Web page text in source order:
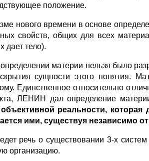
положение.
нового времени в основе
свойств, общих для всех
дает тело).
материи нельзя было
сущности этого
Единственное относительно
ЛЕНИН дал определение
реальности,
ими, существуя независимо
речь о существовании 3-х
организацию.